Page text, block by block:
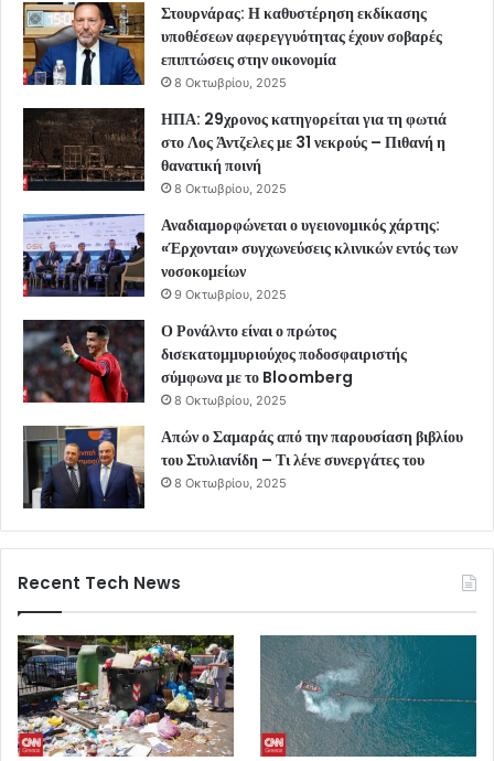
Στουρνάρας: Η καθυστέρηση εκδίκασης
υποθέσεων αφερεγγυότητας έχουν σοβαρές
επιπτώσεις στην οικονομία
8 Οκτωβρίου, 2025
ΗΠΑ: 29χρονος κατηγορείται για τη φωτιά
στο Λος Άντζελες με 31 νεκρούς – Πιθανή η
θανατική ποινή
8 Οκτωβρίου, 2025
Αναδιαμορφώνεται ο υγειονομικός χάρτης:
«Έρχονται» συγχωνεύσεις κλινικών εντός των
νοσοκομείων
9 Οκτωβρίου, 2025
Ο Ρονάλντο είναι ο πρώτος
δισεκατομμυριούχος ποδοσφαιριστής
σύμφωνα με το Bloomberg
8 Οκτωβρίου, 2025
Απών ο Σαμαράς από την παρουσίαση βιβλίου
του Στυλιανίδη – Τι λένε συνεργάτες του
8 Οκτωβρίου, 2025
Recent Tech News